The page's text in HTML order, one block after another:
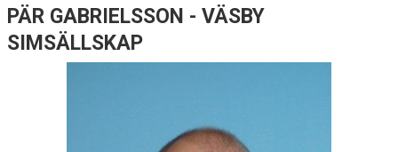
PÄR GABRIELSSON
PÄR GABRIELSSON - VÄSBY
SIMSÄLLSKAP